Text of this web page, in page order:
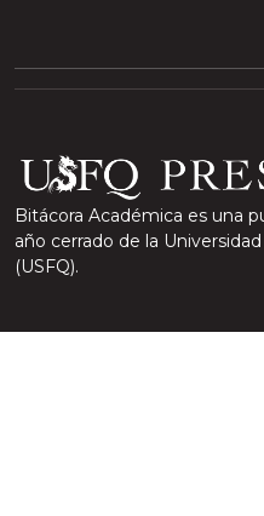
Bitácora Académica es una
año cerrado de la
(USFQ).